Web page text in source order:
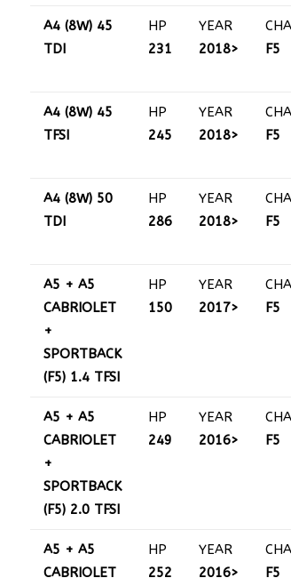
A4 (8W) 45
TDI
HP
231
YEAR
2018>
F5
A4 (8W) 45
TFSI
HP
245
YEAR
2018>
F5
A4 (8W) 50
TDI
HP
286
YEAR
2018>
F5
A5 + A5
CABRIOLET
+
SPORTBACK
(F5) 1.4 TFSI
HP
150
YEAR
2017>
F5
A5 + A5
CABRIOLET
+
SPORTBACK
(F5) 2.0 TFSI
HP
249
YEAR
2016>
F5
A5 + A5
CABRIOLET
HP
252
YEAR
2016>
F5